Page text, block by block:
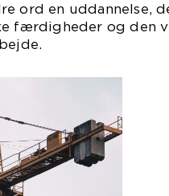
ord en uddannelse,
færdigheder og den